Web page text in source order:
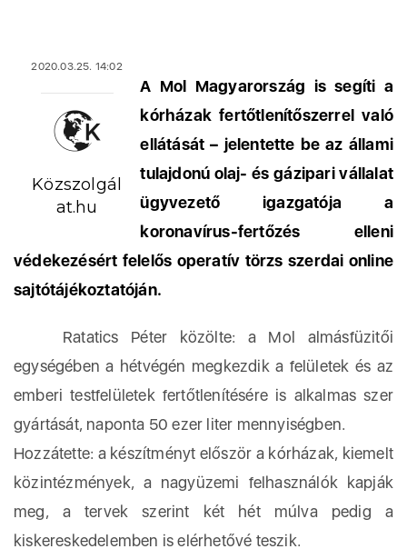
2020.03.25. 14:02
Közszolgál
at.hu
A Mol Magyarország is segíti a
kórházak fertőtlenítőszerrel való
ellátását – jelentette be az állami
tulajdonú olaj- és gázipari vállalat
ügyvezető igazgatója a
koronavírus-fertőzés elleni
védekezésért felelős operatív törzs szerdai online
sajtótájékoztatóján.
Ratatics Péter közölte: a Mol almásfüzitői
egységében a hétvégén megkezdik a felületek és az
emberi testfelületek fertőtlenítésére is alkalmas szer
gyártását, naponta 50 ezer liter mennyiségben.
Hozzátette: a készítményt először a kórházak, kiemelt
közintézmények, a nagyüzemi felhasználók kapják
meg, a tervek szerint két hét múlva pedig a
kiskereskedelemben is elérhetővé teszik.